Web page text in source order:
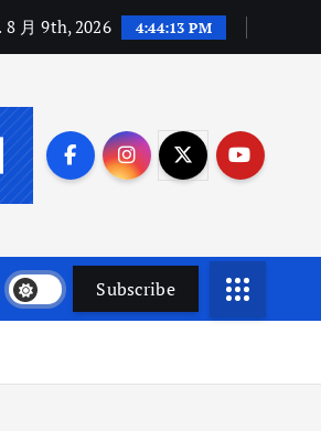
8 月 9th, 2026 4:44:14 PM
Subscribe